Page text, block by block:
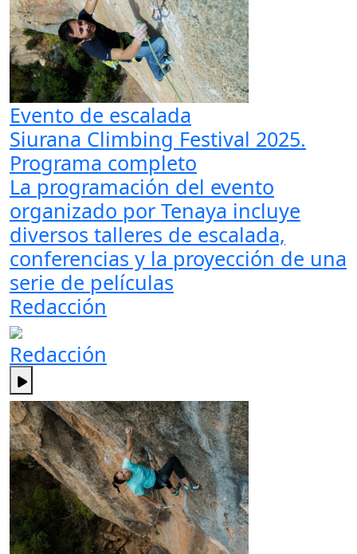
Evento de escalada
Siurana Climbing Festival 2025.
Programa completo
La programación del evento
organizado por Tenaya incluye
diversos talleres de escalada,
conferencias y la proyección de una
serie de películas
Redacción
Redacción